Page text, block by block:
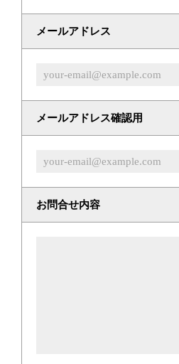
メールアドレス
メールアドレス確認用
お問合せ内容